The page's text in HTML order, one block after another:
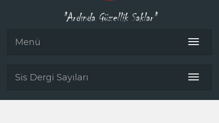
"Ardında Güzellik Saklar"
Toggle
Menü
Toggle
Sis Dergi Sayıları